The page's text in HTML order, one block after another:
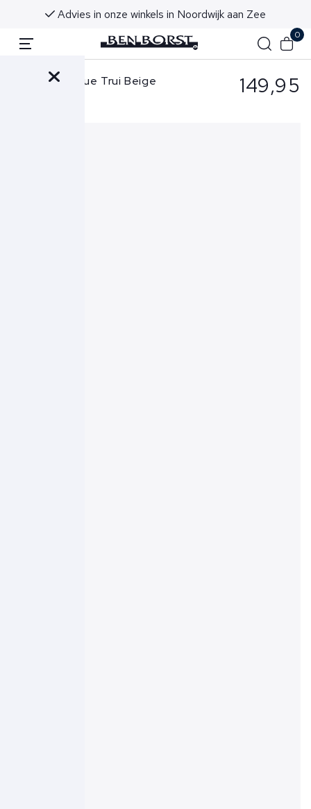
Advies in onze winkels in Noordwijk aan Zee
0
Butcher of Blue Trui Beige 149,95